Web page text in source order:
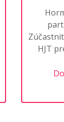
HJT